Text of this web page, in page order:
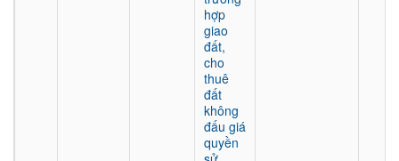
hợp
giao
đất,
cho
thuê
đất
không
đấu giá
quyền